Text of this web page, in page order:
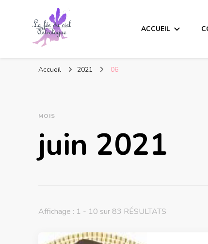
ACCUEIL
Accueil 2021 06
MOIS
juin 2021
Affichage : 1 - 10 sur 83 RÉSULTATS